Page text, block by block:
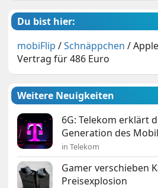
Du bist hier:
mobiFlip /Schnäppchen /
Vertrag für 486 Euro
Weitere Neuigkeiten
6G: Telekom erklärt
Generation des
in Telekom
Gamer verschieben
Preisexplosion